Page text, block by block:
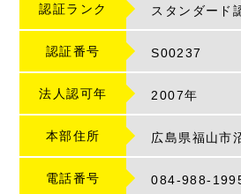
認証ランク スタンダード
認証番号 S00237
法人認可年 2007年
本部住所 広島県福山市
電話番号 084-988-